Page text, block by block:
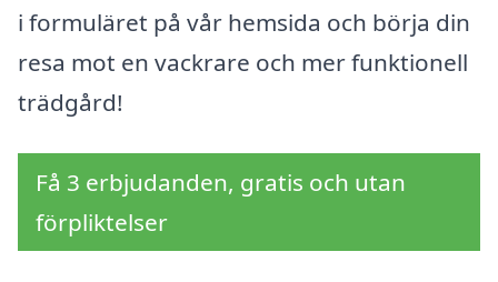
i formuläret på vår hemsida och börja din
resa mot en vackrare och mer funktionell
trädgård!
Få 3 erbjudanden, gratis och utan
förpliktelser